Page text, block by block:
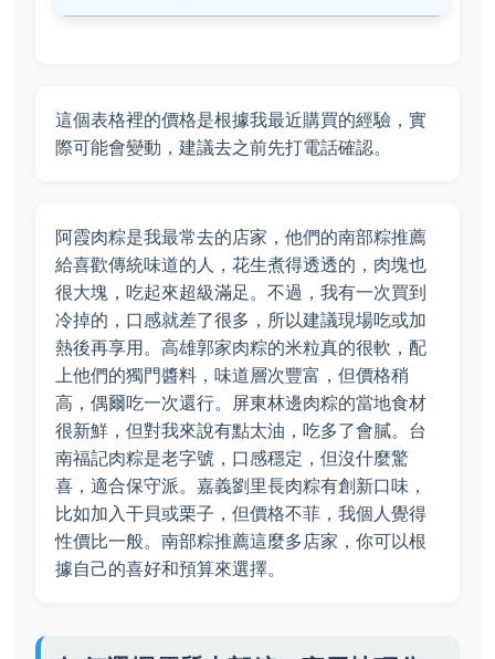
這個表格裡的價格是根據我最近購買的經驗，實
際可能會變動，建議去之前先打電話確認。
阿霞肉粽是我最常去的店家，他們的南部粽推薦
給喜歡傳統味道的人，花生煮得透透的，肉塊也
很大塊，吃起來超級滿足。不過，我有一次買到
冷掉的，口感就差了很多，所以建議現場吃或加
熱後再享用。高雄郭家肉粽的米粒真的很軟，配
上他們的獨門醬料，味道層次豐富，但價格稍
高，偶爾吃一次還行。屏東林邊肉粽的當地食材
很新鮮，但對我來說有點太油，吃多了會膩。台
南福記肉粽是老字號，口感穩定，但沒什麼驚
喜，適合保守派。嘉義劉里長肉粽有創新口味，
比如加入干貝或栗子，但價格不菲，我個人覺得
性價比一般。南部粽推薦這麼多店家，你可以根
據自己的喜好和預算來選擇。